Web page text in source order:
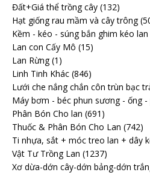
Đất+Giá thể trồng cây (132)
Hạt giống rau mầm và cây trông
Kềm - kéo - súng bắn ghim kéo lan
Lan con Cấy Mô (15)
Lan Rừng (1)
Linh Tinh Khác (846)
Lưới che nắng chắn côn trùn bạc
Máy bơm - béc phun sương - ống -
Phân Bón Cho lan (691)
Thuốc & Phân Bón Cho Lan (742)
Ti nhựa, sắt + móc treo lan + dây
Vật Tư Trồng Lan (1237)
Xơ dừa-dớn cây-dớn bảng-dớn